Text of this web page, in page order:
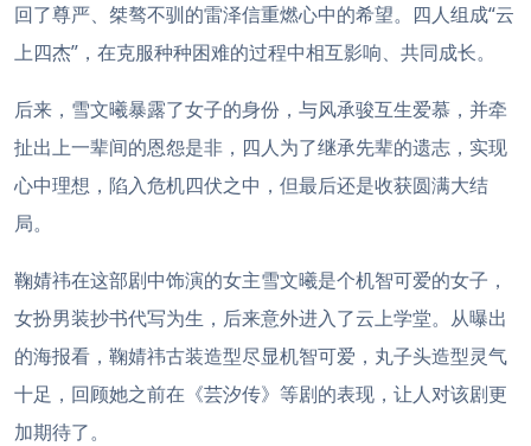
回了尊严、桀骜不驯的雷泽信重燃心中的希望。四人组成“云
上四杰”，在克服种种困难的过程中相互影响、共同成长。
后来，雪文曦暴露了女子的身份，与风承骏互生爱慕，并牵
扯出上一辈间的恩怨是非，四人为了继承先辈的遗志，实现
心中理想，陷入危机四伏之中，但最后还是收获圆满大结
局。
鞠婧祎在这部剧中饰演的女主雪文曦是个机智可爱的女子，
女扮男装抄书代写为生，后来意外进入了云上学堂。从曝出
的海报看，鞠婧祎古装造型尽显机智可爱，丸子头造型灵气
十足，回顾她之前在《芸汐传》等剧的表现，让人对该剧更
加期待了。